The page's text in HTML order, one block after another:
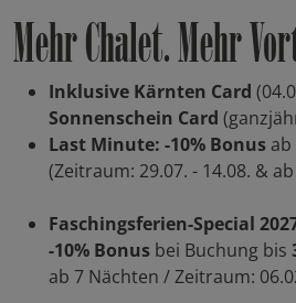
Mehr Chalet. Mehr
Inklusive Kärnten Card
Sonnenschein Card
Last Minute: -10% Bonus
(Zeitraum: 29.07. - 14.08. &
Faschingsferien-Special
-10% Bonus bei Buchung bis
ab 7 Nächten / Zeitraum: